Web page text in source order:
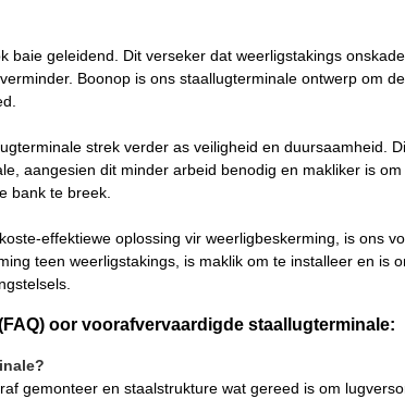
geleidend. Dit verseker dat weerligstakings
Boonop is ons staallugterminale ontwerp om
strek verder as veiligheid en duursaamheid.
aangesien dit minder arbeid benodig en makliker is
bank te breek.
effektiewe oplossing vir weerligbeskerming, is ons
teen weerligstakings, is maklik om te installeer en is
oor voorafvervaardigde staallugterminale:
gemonteer en staalstrukture wat gereed is om